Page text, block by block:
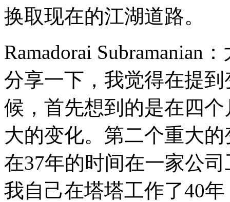
换取现在的江湖道路。
Ramadorai Subramanian
分享一下，我觉得在提
候，首先想到的是在四
大的变化。第二个重大
在37年的时间在一家公
我自己在塔塔工作了40